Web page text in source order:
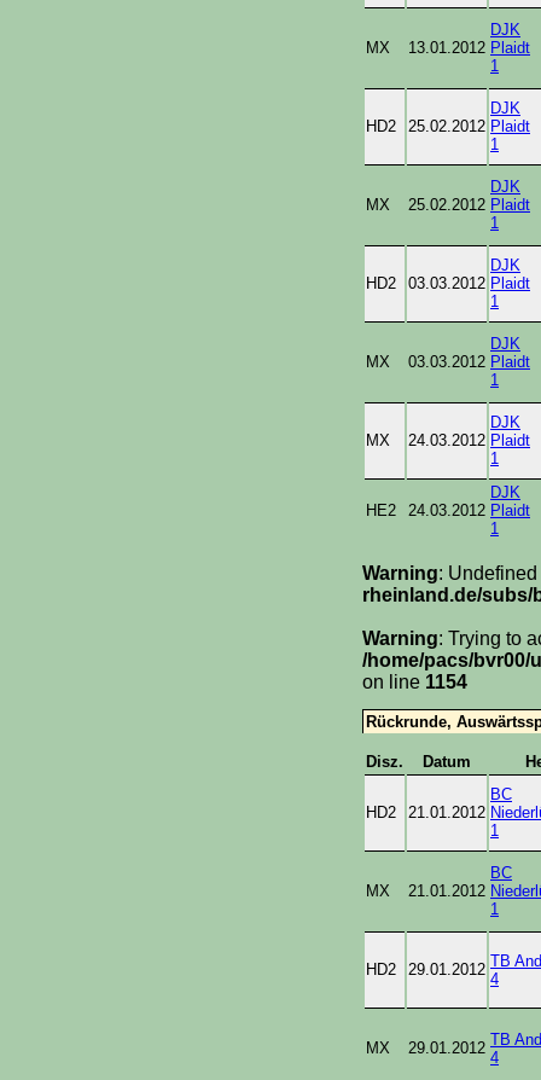
MX 13.01.2012
DJK
Plaidt
1
HD2 25.02.2012
DJK
Plaidt
1
MX 25.02.2012
DJK
Plaidt
1
HD2 03.03.2012
DJK
Plaidt
1
MX 03.03.2012
DJK
Plaidt
1
MX 24.03.2012
DJK
Plaidt
1
HE2 24.03.2012
DJK
Plaidt
1
Warning:
rheinland.de/subs/
Warning: Trying to
/home/pacs/bvr00/
on line 1154
Rückrunde,
Disz. Datum
HD2 21.01.2012
BC
1
MX 21.01.2012
BC
1
HD2 29.01.2012 TB
4
MX 29.01.2012 TB
4